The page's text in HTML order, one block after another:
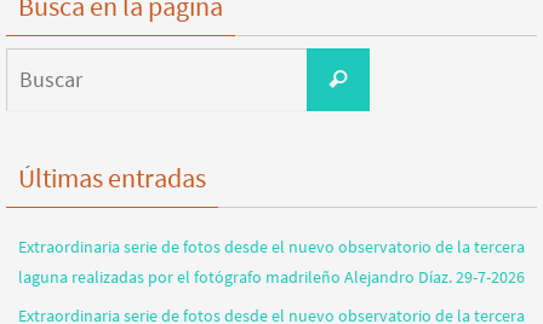
Buscar
Últimas entradas
Extraordinaria serie de fotos desde el nuevo observatorio de la tercera
laguna realizadas por el fotógrafo madrileño Alejandro Díaz. 29-7-2026
Extraordinaria serie de fotos desde el nuevo observatorio de la tercera